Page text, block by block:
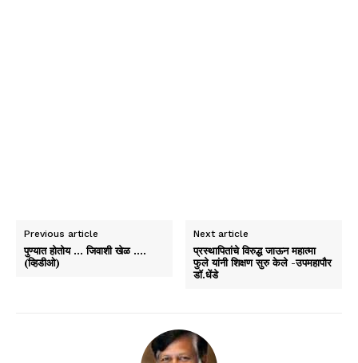
Previous article
पुण्यात होतोय … जिवाशी खेळ ….
(व्हिडीओ)
Next article
प्रस्थापितांचे विरुद्ध जाऊन महात्मा
फुले यांनी शिक्षण सुरु केले -उपमहापौर
डॉ.धेंडे